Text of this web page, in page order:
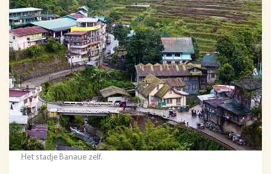
Het stadje Banaue zelf.